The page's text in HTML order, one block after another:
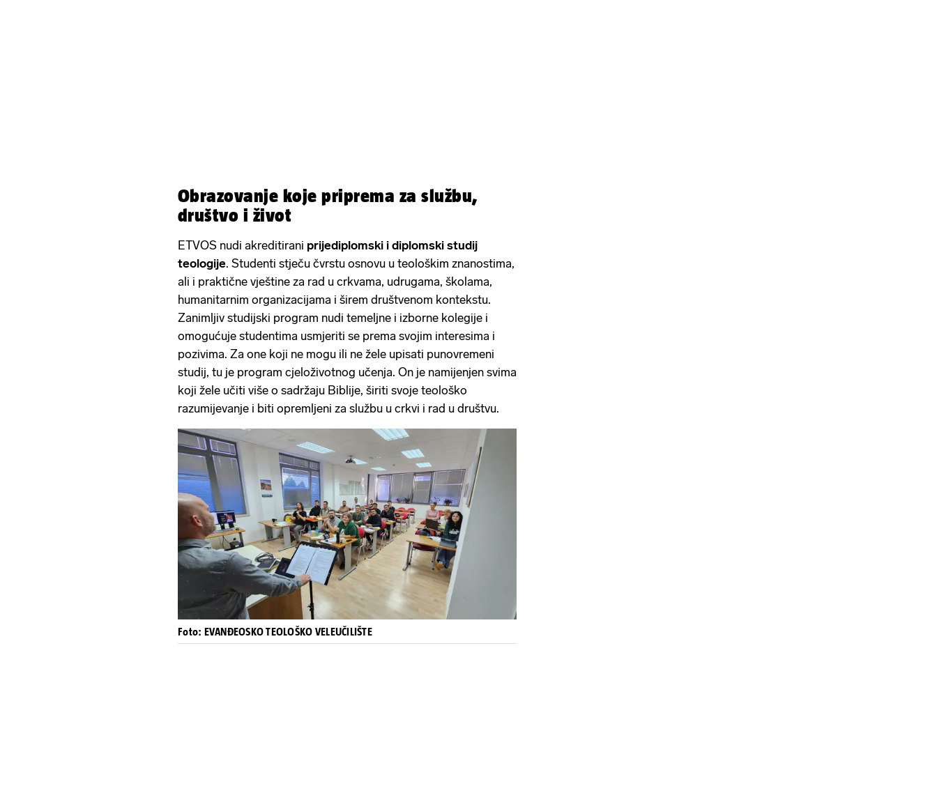
Obrazovanje koje priprema za službu,
društvo i život
ETVOS nudi akreditirani prijediplomski i diplomski studij
teologije. Studenti stječu čvrstu osnovu u teološkim znanostima,
ali i praktične vještine za rad u crkvama, udrugama, školama,
humanitarnim organizacijama i širem društvenom kontekstu.
Zanimljiv studijski program nudi temeljne i izborne kolegije i
omogućuje studentima usmjeriti se prema svojim interesima i
pozivima. Za one koji ne mogu ili ne žele upisati punovremeni
studij, tu je program cjeloživotnog učenja. On je namijenjen svima
koji žele učiti više o sadržaju Biblije, širiti svoje teološko
razumijevanje i biti opremljeni za službu u crkvi i rad u društvu.
Foto: EVANĐEOSKO TEOLOŠKO VELEUČILIŠTE